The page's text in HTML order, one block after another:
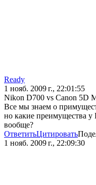
Ready
1 нояб. 2009 г., 22:01:55
Nikon D700 vs Canon 5D
Все мы знаем о
но какие преимущества
вообще?
ОтветитьЦитировать
1 нояб. 2009 г., 22:09:30